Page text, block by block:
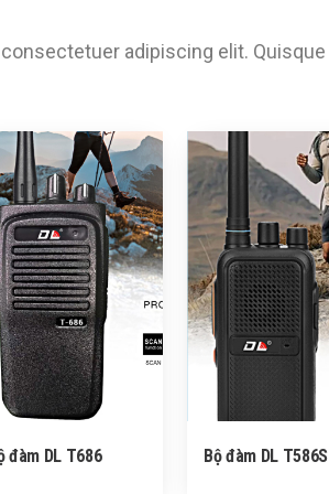
adipiscing elit. Quisque
đàm DL T686 Bộ đàm DL T586S